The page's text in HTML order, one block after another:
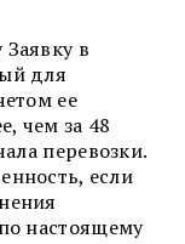
в
для
ее
чем за 48
перевозки.
если
настоящему